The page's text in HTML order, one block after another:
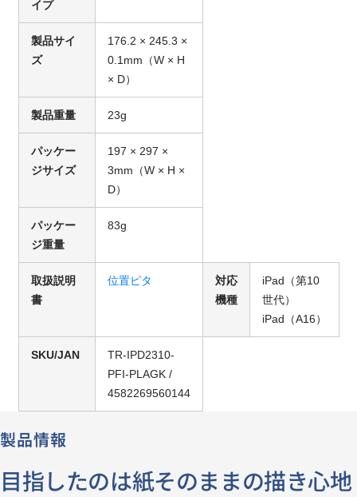
イプ
製品サイ
ズ
176.2 × 245.3 ×
0.1mm（W × H
× D）
製品重量 23g
パッケー
ジサイズ
197 × 297 ×
3mm（W × H ×
D）
パッケー
ジ重量
83g
取扱説明
書
位置ピタ
対応
機種
iPad（第10
世代）
iPad（A16）
SKU/JAN
TR-IPD2310-
PFI-PLAGK /
4582269560144
製品情報
目指したのは紙そのままの描き心地